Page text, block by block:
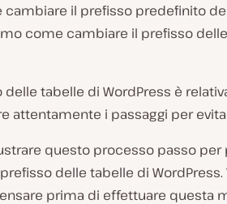
cambiare il prefisso predefinito
come cambiare il prefisso
delle tabelle di WordPress è
attentamente i passaggi per
questo processo passo per
delle tabelle di
prima di effettuare questa